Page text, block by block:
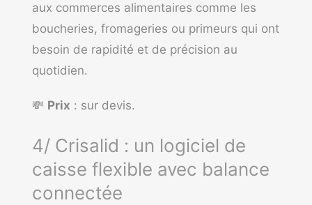
aux commerces alimentaires comme les
boucheries, fromageries ou primeurs qui ont
besoin de rapidité et de précision au
quotidien.
💸 Prix : sur devis.
4/ Crisalid : un logiciel de
caisse flexible avec balance
connectée